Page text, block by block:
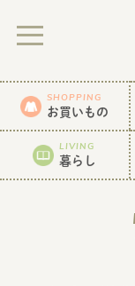
SHOPPING
お買いもの
LIVING
暮らし